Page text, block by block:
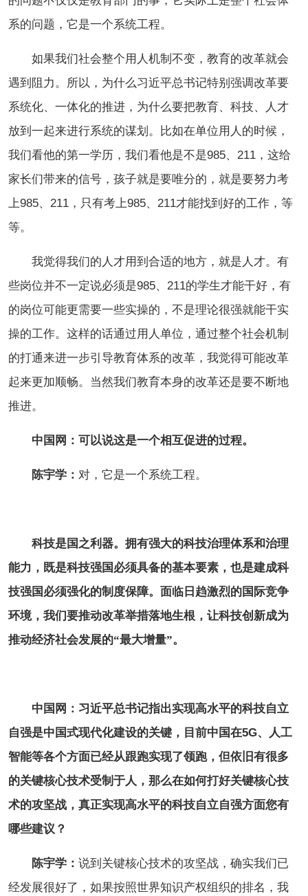
系的问题，它是一个系统工程。
如果我们社会整个用人机制不变，教育的改革就会
遇到阻力。所以，为什么习近平总书记特别强调改革要
系统化、一体化的推进，为什么要把教育、科技、人才
放到一起来进行系统的谋划。比如在单位用人的时候，
我们看他的第一学历，我们看他是不是985、211，这给
家长们带来的信号，孩子就是要唯分的，就是要努力考
上985、211，只有考上985、211才能找到好的工作，等
等。
我觉得我们的人才用到合适的地方，就是人才。有
些岗位并不一定说必须是985、211的学生才能干好，有
的岗位可能更需要一些实操的，不是理论很强就能干实
操的工作。这样的话通过用人单位，通过整个社会机制
的打通来进一步引导教育体系的改革，我觉得可能改革
起来更加顺畅。当然我们教育本身的改革还是要不断地
推进。
中国网：可以说这是一个相互促进的过程。
陈宇学： 对，它是一个系统工程。
科技是国之利器。拥有强大的科技治理体系和治理
能力，既是科技强国必须具备的基本要素，也是建成科
技强国必须强化的制度保障。面临日趋激烈的国际竞争
环境，我们要推动改革举措落地生根，让科技创新成为
推动经济社会发展的“最大增量”。
中国网：习近平总书记指出实现高水平的科技自立
自强是中国式现代化建设的关键，目前中国在5G、人工
智能等各个方面已经从跟跑实现了领跑，但依旧有很多
的关键核心技术受制于人，那么在如何打好关键核心技
术的攻坚战，真正实现高水平的科技自立自强方面您有
哪些建议？
陈宇学： 说到关键核心技术的攻坚战，确实我们已
经发展很好了，如果按照世界知识产权组织的排名，我